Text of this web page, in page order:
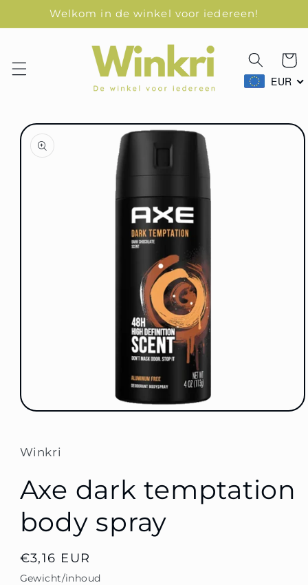
content
Welkom in de winkel voor iedereen!
EUR
Skip naar
produkt
informatie
in
modal
Winkri
Axe dark temptation
body spray
normale
prijs
€3,16 EUR
Gewicht/inhoud